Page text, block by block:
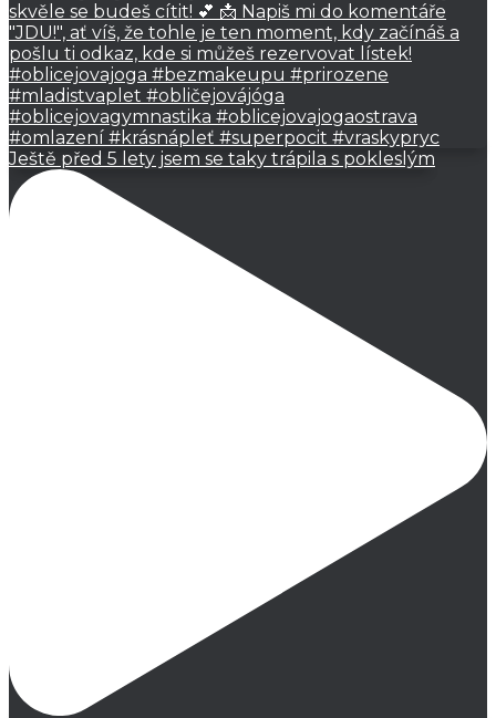
Ještě před 5 lety jsem se taky trápila s pokleslým